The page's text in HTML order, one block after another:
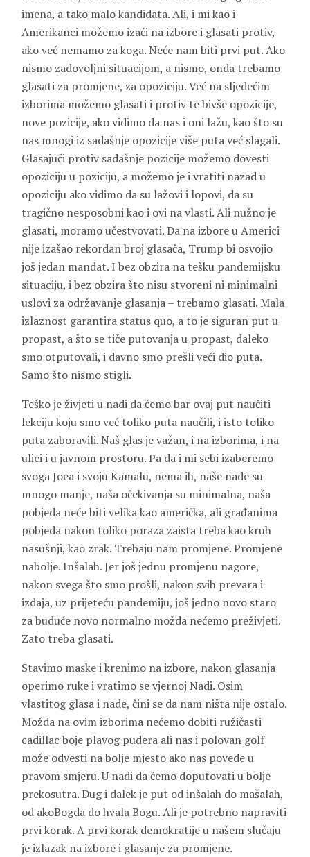
imena, a tako malo kandidata. Ali, i mi kao i
Amerikanci možemo izaći na izbore i glasati protiv,
ako već nemamo za koga. Neće nam biti prvi put. Ako
nismo zadovoljni situacijom, a nismo, onda trebamo
glasati za promjene, za opoziciju. Već na sljedećim
izborima možemo glasati i protiv te bivše opozicije,
nove pozicije, ako vidimo da nas i oni lažu, kao što su
nas mnogi iz sadašnje opozicije više puta već slagali.
Glasajući protiv sadašnje pozicije možemo dovesti
opoziciju u poziciju, a možemo je i vratiti nazad u
opoziciju ako vidimo da su lažovi i lopovi, da su
tragično nesposobni kao i ovi na vlasti. Ali nužno je
glasati, moramo učestvovati. Da na izbore u Americi
nije izašao rekordan broj glasača, Trump bi osvojio
još jedan mandat. I bez obzira na tešku pandemijsku
situaciju, i bez obzira što nisu stvoreni ni minimalni
uslovi za održavanje glasanja – trebamo glasati. Mala
izlaznost garantira status quo, a to je siguran put u
propast, a što se tiče putovanja u propast, daleko
smo otputovali, i davno smo prešli veći dio puta.
Samo što nismo stigli.
Teško je živjeti u nadi da ćemo bar ovaj put naučiti
lekciju koju smo već toliko puta naučili, i isto toliko
puta zaboravili. Naš glas je važan, i na izborima, i na
ulici i u javnom prostoru. Pa da i mi sebi izaberemo
svoga Joea i svoju Kamalu, nema ih, naše nade su
mnogo manje, naša očekivanja su minimalna, naša
pobjeda neće biti velika kao američka, ali građanima
pobjeda nakon toliko poraza zaista treba kao kruh
nasušnji, kao zrak. Trebaju nam promjene. Promjene
nabolje. Inšalah. Jer još jednu promjenu nagore,
nakon svega što smo prošli, nakon svih prevara i
izdaja, uz prijeteću pandemiju, još jedno novo staro
za buduće novo normalno možda nećemo preživjeti.
Zato treba glasati.
Stavimo maske i krenimo na izbore, nakon glasanja
operimo ruke i vratimo se vjernoj Nadi. Osim
vlastitog glasa i nade, čini se da nam ništa nije ostalo.
Možda na ovim izborima nećemo dobiti ružičasti
cadillac boje plavog pudera ali nas i polovan golf
može odvesti na bolje mjesto ako nas povede u
pravom smjeru. U nadi da ćemo doputovati u bolje
prekosutra. Dug i dalek je put od inšalah do mašalah,
od akoBogda do hvala Bogu. Ali je potrebno napraviti
prvi korak. A prvi korak demokratije u našem slučaju
je izlazak na izbore i glasanje za promjene.